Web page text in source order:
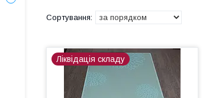
Ліквідація складу